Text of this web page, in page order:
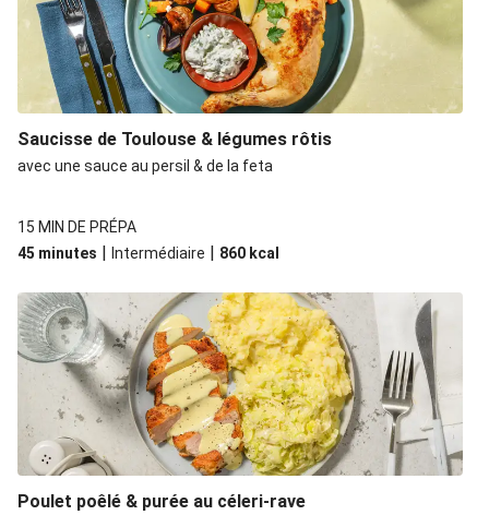
Saucisse de Toulouse & légumes rôtis
avec une sauce au persil & de la feta
15 MIN DE PRÉPA
45 minutes | Intermédiaire | 860 kcal
Poulet poêlé & purée au céleri-rave